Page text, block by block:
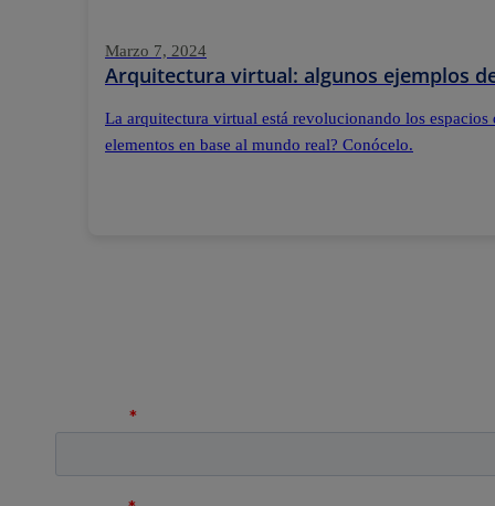
Marzo 7, 2024
Arquitectura virtual: algunos ejemplos
La arquitectura virtual está revolucionando los espacios
elementos en base al mundo real? Conócelo.